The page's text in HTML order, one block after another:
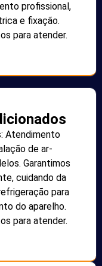
profissional,
e fixação.
para atender.
Atendimento
de ar-
Garantimos
cuidando da
para
do aparelho.
para atender.